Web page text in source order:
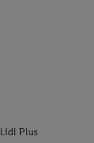
Lidl Plus